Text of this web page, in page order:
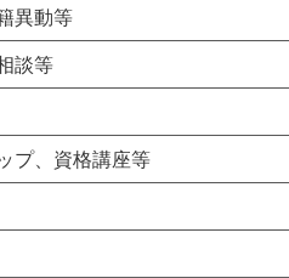
異動等
談等
プ、資格講座等